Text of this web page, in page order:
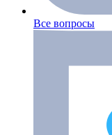
Все вопросы